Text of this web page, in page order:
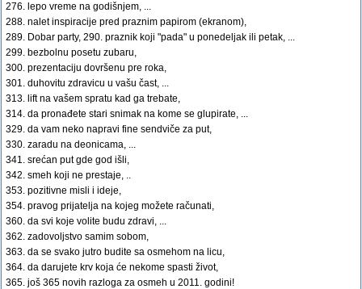
276. lepo vreme na godišnjem, ...
288. nalet inspiracije pred praznim papirom (ekranom),
289. Dobar party, 290. praznik koji "pada" u ponedeljak ili petak, ...
299. bezbolnu posetu zubaru,
300. prezentaciju dovršenu pre roka,
301. duhovitu zdravicu u vašu čast, ...
313. lift na vašem spratu kad ga trebate,
314. da pronađete stari snimak na kome se glupirate, ...
329. da vam neko napravi fine sendviče za put,
330. zaradu na deonicama, ...
341. srećan put gde god išli,
342. smeh koji ne prestaje, ..
353. pozitivne misli i ideje,
354. pravog prijatelja na kojeg možete računati,
360. da svi koje volite budu zdravi, ...
362. zadovoljstvo samim sobom,
363. da se svako jutro budite sa osmehom na licu,
364. da darujete krv koja će nekome spasti život,
365. još 365 novih razloga za osmeh u 2011. godini!